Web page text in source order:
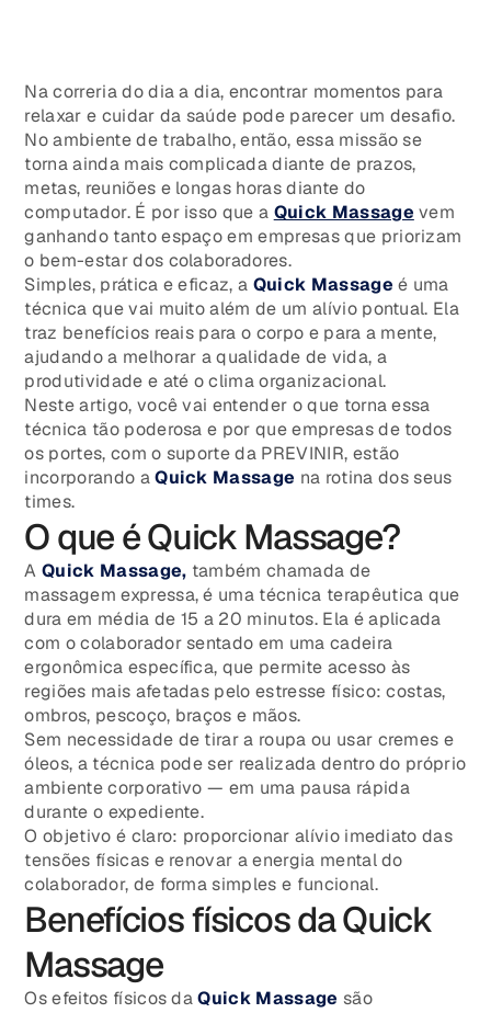
Na correria do dia a dia, encontrar momentos para
relaxar e cuidar da saúde pode parecer um desafio.
No ambiente de trabalho, então, essa missão se
torna ainda mais complicada diante de prazos,
metas, reuniões e longas horas diante do
computador. É por isso que a Quick Massage vem
ganhando tanto espaço em empresas que priorizam
o bem-estar dos colaboradores.
Simples, prática e eficaz, a Quick Massage é uma
técnica que vai muito além de um alívio pontual. Ela
traz benefícios reais para o corpo e para a mente,
ajudando a melhorar a qualidade de vida, a
produtividade e até o clima organizacional.
Neste artigo, você vai entender o que torna essa
técnica tão poderosa e por que empresas de todos
os portes, com o suporte da PREVINIR, estão
incorporando aQuick Massage na rotina dos seus
times.
O que é Quick Massage?
AQuick Massage, também chamada de
massagem expressa, é uma técnica terapêutica que
dura em média de 15 a 20 minutos. Ela é aplicada
com o colaborador sentado em uma cadeira
ergonômica específica, que permite acesso às
regiões mais afetadas pelo estresse físico: costas,
ombros, pescoço, braços e mãos.
Sem necessidade de tirar a roupa ou usar cremes e
óleos, a técnica pode ser realizada dentro do próprio
ambiente corporativo — em uma pausa rápida
durante o expediente.
O objetivo é claro: proporcionar alívio imediato das
tensões físicas e renovar a energia mental do
colaborador, de forma simples e funcional.
Benefícios físicos da Quick
Massage
Os efeitos físicos daQuick Massage são